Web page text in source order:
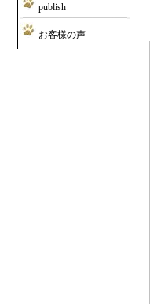
publish
お客様の声